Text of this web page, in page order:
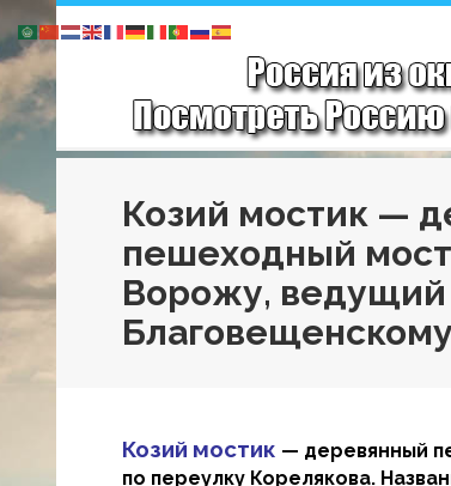
Козий мостик —
пешеходный
Ворожу, ведущий
Козий мостик — деревянный
по переулку Корелякова.